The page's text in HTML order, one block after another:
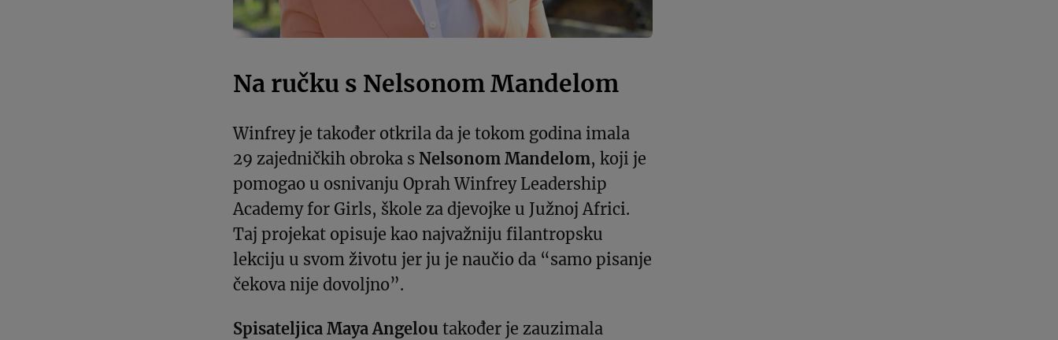
Na ručku s Nelsonom Mandelom
Winfrey je također otkrila da je tokom godina imala
29 zajedničkih obroka s Nelsonom Mandelom, koji je
pomogao u osnivanju Oprah Winfrey Leadership
Academy for Girls, škole za djevojke u Južnoj Africi.
Taj projekat opisuje kao najvažniju filantropsku
lekciju u svom životu jer ju je naučio da “samo pisanje
čekova nije dovoljno”.
Spisateljica Maya Angelou također je zauzimala